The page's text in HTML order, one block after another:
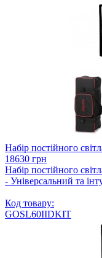
Набір постійного
18630 грн
Набір постійного
- Універсальний та
Код товару:
GOSL60IIDKIT